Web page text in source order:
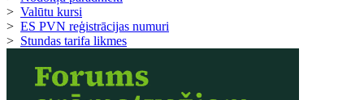
> Valūtu kursi
> ES PVN reģistrācijas numuri
> Stundas tarifa likmes